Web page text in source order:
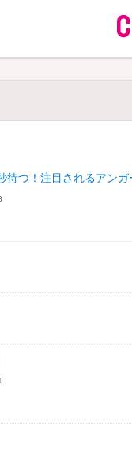
待つ！注目されるアン